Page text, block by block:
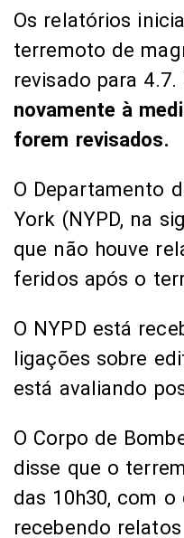
Os relatórios
terremoto de
revisado para 4.7.
novamente à
forem revisados.
O Departamento
York (NYPD, na
que não houve
feridos após o
O NYPD está
ligações sobre
está avaliando
O Corpo de
disse que o
das 10h30, com
recebendo